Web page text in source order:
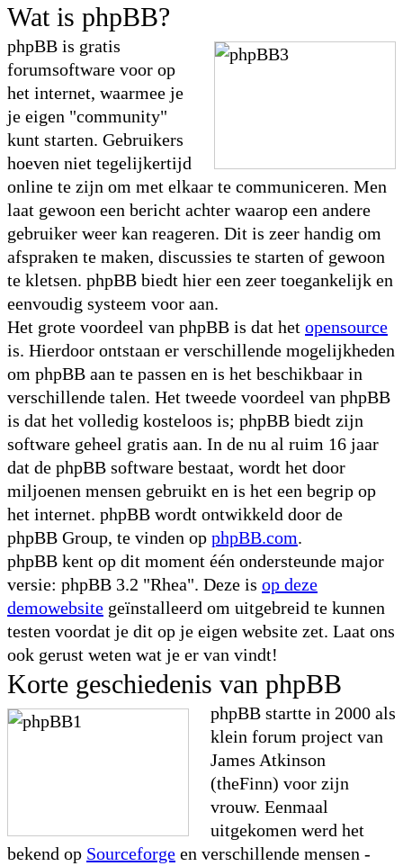
Wat is phpBB?
phpBB is gratis
forumsoftware voor op
het internet, waarmee je
je eigen "community"
kunt starten. Gebruikers
hoeven niet tegelijkertijd
online te zijn om met elkaar te communiceren. Men
laat gewoon een bericht achter waarop een andere
gebruiker weer kan reageren. Dit is zeer handig om
afspraken te maken, discussies te starten of gewoon
te kletsen. phpBB biedt hier een zeer toegankelijk en
eenvoudig systeem voor aan.
Het grote voordeel van phpBB is dat het opensource
is. Hierdoor ontstaan er verschillende mogelijkheden
om phpBB aan te passen en is het beschikbaar in
verschillende talen. Het tweede voordeel van phpBB
is dat het volledig kosteloos is; phpBB biedt zijn
software geheel gratis aan. In de nu al ruim 16 jaar
dat de phpBB software bestaat, wordt het door
miljoenen mensen gebruikt en is het een begrip op
het internet. phpBB wordt ontwikkeld door de
phpBB Group, te vinden op phpBB.com.
phpBB kent op dit moment één ondersteunde major
versie: phpBB 3.2 "Rhea". Deze is op deze
demowebsite geïnstalleerd om uitgebreid te kunnen
testen voordat je dit op je eigen website zet. Laat ons
ook gerust weten wat je er van vindt!
Korte geschiedenis van phpBB
phpBB startte in 2000 als
klein forum project van
James Atkinson
(theFinn) voor zijn
vrouw. Eenmaal
uitgekomen werd het
bekend op Sourceforge en verschillende mensen -